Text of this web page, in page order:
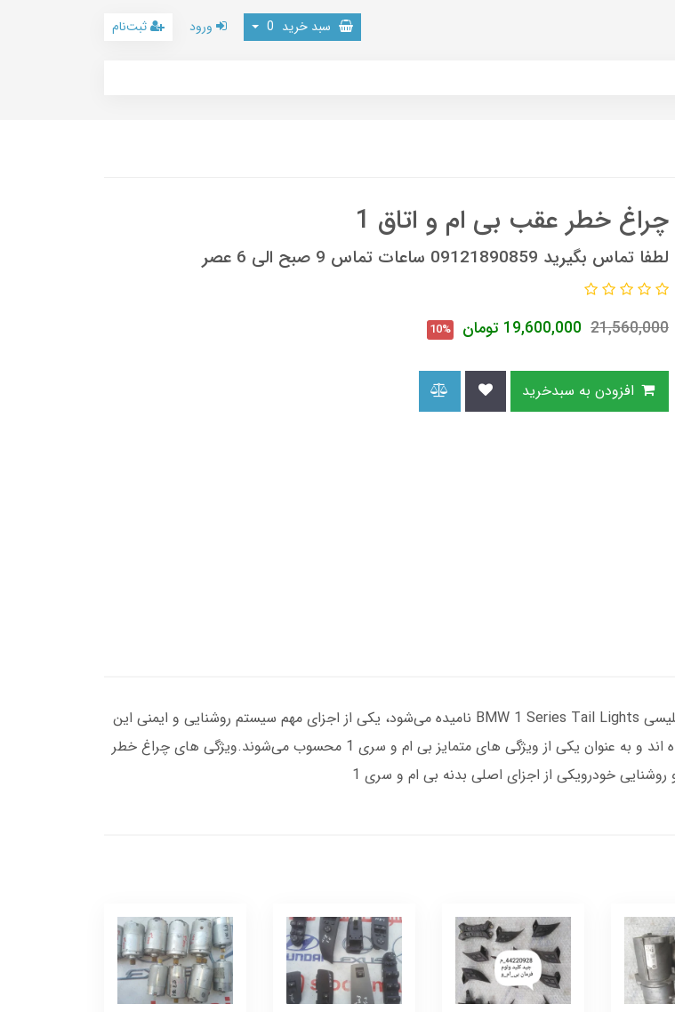
سبد خرید 0 ورود ثبت‌نام
چراغ خطر عقب بی ام و اتاق 1
لطفا تماس بگیرید 09121890859 ساعات تماس 9 صبح الی 6 عصر
21,560,000
19,600,000 تومان 10%
چراغ خطر عقب بی ام و سری 1چراغ خطر عقب بی ام و سری 1 که به انگلیسی BMW 1 Series Tail Lights نامیده می‌شود، یکی از اجزای مهم سیستم روشنایی و ایمنی این
خودرو است. این چراغ ها با طراحی زیبا و کیفیت ساخت بالا شناخته شده اند و به عنوان یکی از ویژگی های متمایز بی ام و سری 1 محسوب می‌شوند.ویژگی های چراغ خطر